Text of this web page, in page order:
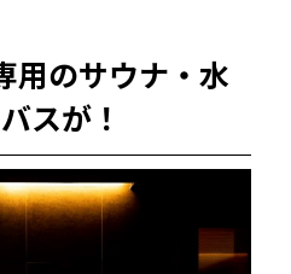
用のサウナ・水
スが！
アプリダウンロード